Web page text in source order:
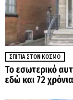
ΣΠΊΤΙΑ ΣΤΟΝ ΚΌΣΜΟ
Το εσωτερικό
εδώ και 72